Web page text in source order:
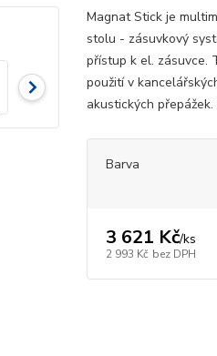
Magnat Stick je
stolu - zásuvkový
přístup k el. zásuvce.
použití v
akustických
Barva
3 621 Kč/ks
2 993 Kč bez DPH